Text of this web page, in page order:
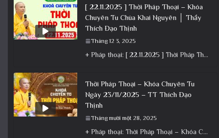
[ 22.11.2025 ] Thời Pháp Thoại – Khóa
Chuyên Tu Chùa Khai Nguyên │ Thầy
Thích Đạo Thịnh
Tháng 12 3, 2025
+ Pháp thoại: [ 22.11.2025 ] Thời Pháp Thoại – Khóa Chuyên Tu Chùa Khai Nguyên │ Thầy Thích Đạo
Thời Pháp Thoại – Khóa Chuyên Tu
Ngày 23/11/2025 – TT Thích Đạo
Thịnh
Tháng mười một 28, 2025
+ Pháp thoại: Thời Pháp Thoại – Khóa Chuyên Tu Ngày 23/11/2025 – TT Thích Đạo Thịnh + Album: Pháp